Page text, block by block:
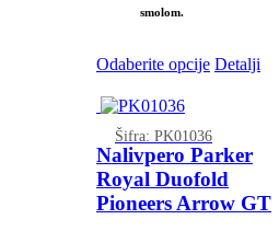
smolom.
Odaberite opcije Detalji
Šifra: PK01036
Nalivpero Parker
Royal Duofold
Pioneers Arrow GT